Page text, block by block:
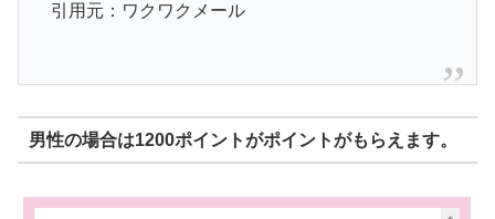
引用元：ワクワクメール
男性の場合は1200ポイントがポイントがもらえます。